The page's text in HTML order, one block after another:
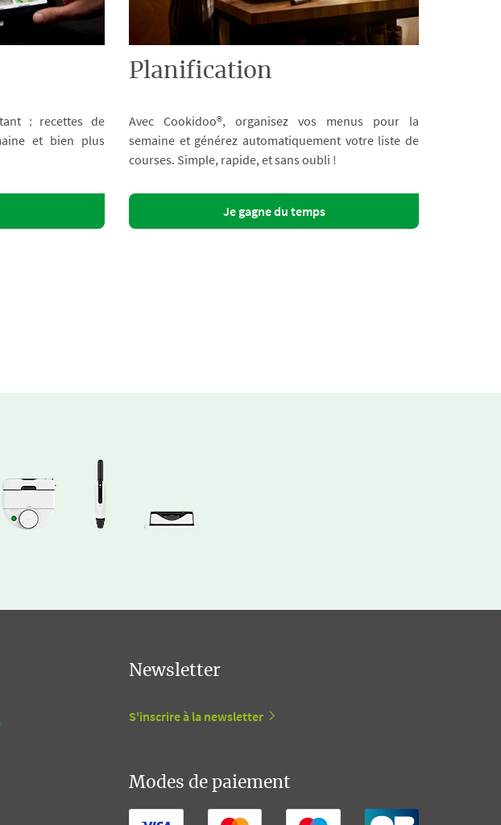
: recettes de
et bien plus
Planification
Avec Cookidoo®, organisez vos menus pour la
semaine et générez automatiquement votre liste de
courses. Simple, rapide, et sans oubli !
Je gagne du temps
Newsletter
S'inscrire à la newsletter
Modes de paiement